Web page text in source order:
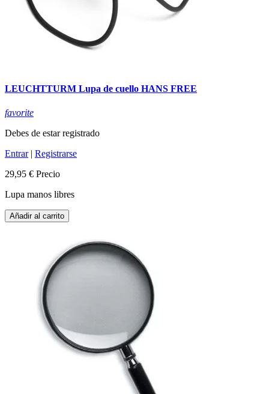
LEUCHTTURM Lupa de cuello HANS FREE
favorite
Debes de estar registrado
Entrar| Registrarse
29,95 € Precio
Lupa manos libres
Añadir al carrito